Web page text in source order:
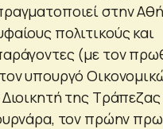
στην
πολιτικούς και
(με τον
υπουργό
της
τον πρώην